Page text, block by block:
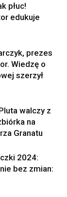
płuc!
edukuje
prezes
Wiedzę o
szerzył
walczy z
na
Granatu
2024:
bez zmian: